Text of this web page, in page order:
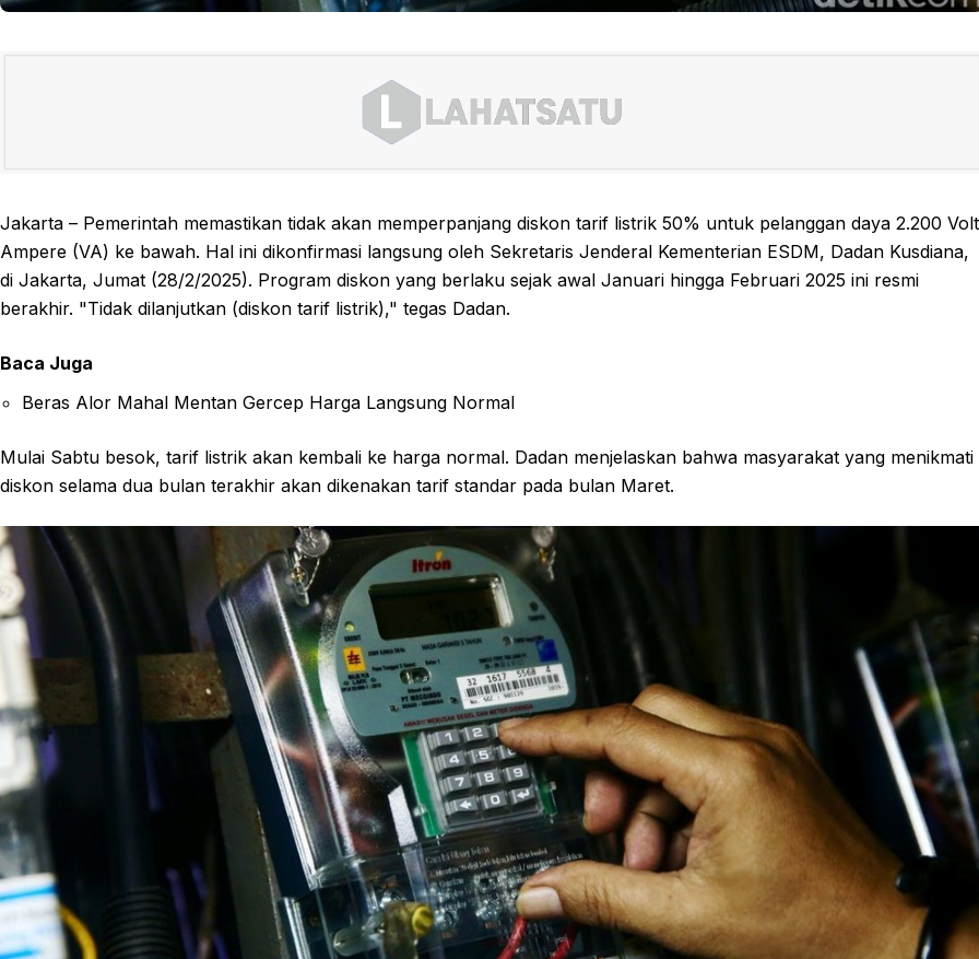
Jakarta – Pemerintah memastikan tidak akan memperpanjang diskon tarif listrik 50% untuk pelanggan daya 2.200 Volt
Ampere (VA) ke bawah. Hal ini dikonfirmasi langsung oleh Sekretaris Jenderal Kementerian ESDM, Dadan Kusdiana,
di Jakarta, Jumat (28/2/2025). Program diskon yang berlaku sejak awal Januari hingga Februari 2025 ini resmi
berakhir. "Tidak dilanjutkan (diskon tarif listrik)," tegas Dadan.
Baca Juga
Beras Alor Mahal Mentan Gercep Harga Langsung Normal
Mulai Sabtu besok, tarif listrik akan kembali ke harga normal. Dadan menjelaskan bahwa masyarakat yang menikmati
diskon selama dua bulan terakhir akan dikenakan tarif standar pada bulan Maret.